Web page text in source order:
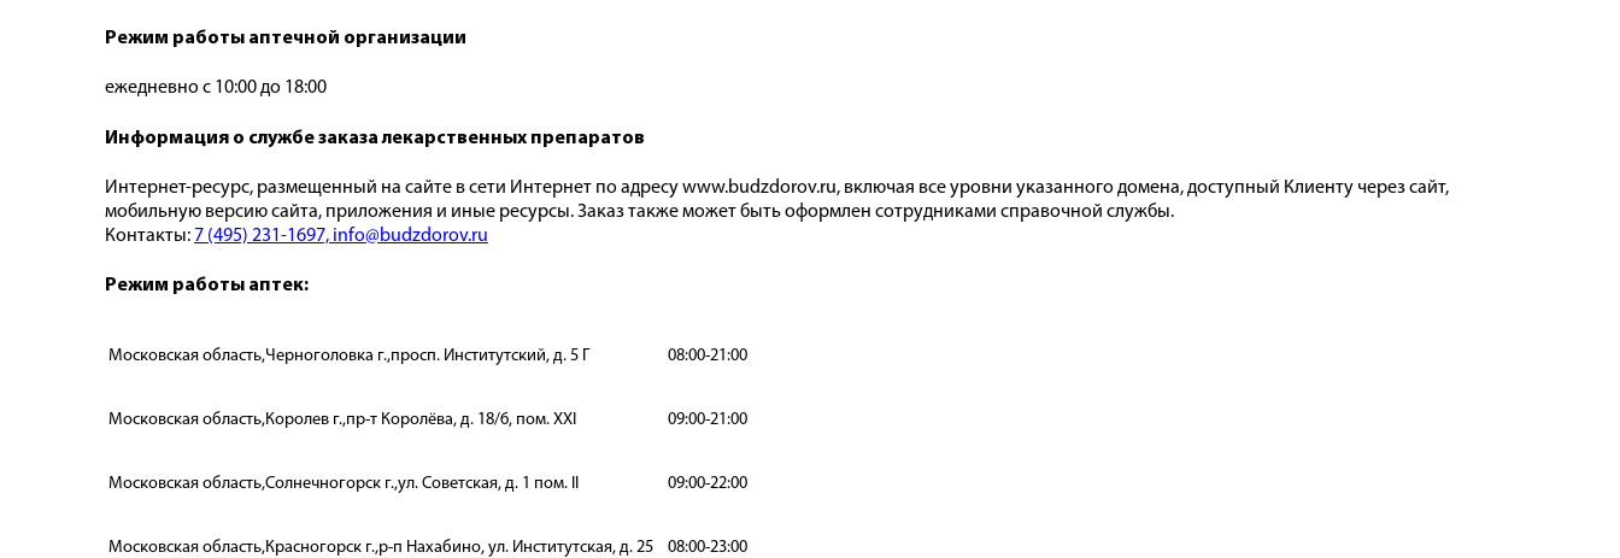
Режим работы аптечной организации
ежедневно с 10:00 до 18:00
Информация о службе заказа лекарственных препаратов
Интернет-ресурс, размещенный на сайте в сети Интернет по адресу www.budzdorov.ru, включая все уровни указанного домена, доступный Клиенту через сайт,
мобильную версию сайта, приложения и иные ресурсы. Заказ также может быть оформлен сотрудниками справочной службы.
Контакты: 7 (495) 231-1697, info@budzdorov.ru
Режим работы аптек:
Московская область,Черноголовка г.,просп. Институтский, д. 5 Г 08:00-21:00
Московская область,Королев г.,пр-т Королёва, д. 18/6, пом. XXI 09:00-21:00
Московская область,Солнечногорск г.,ул. Советская, д. 1 пом. II 09:00-22:00
Московская область,Красногорск г.,р-п Нахабино, ул. Институтская, д. 25 08:00-23:00